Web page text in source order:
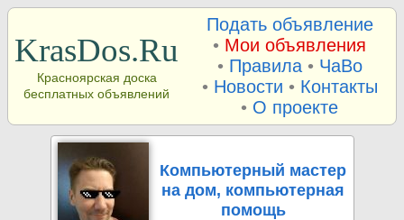
KrasDos.Ru
Красноярская доска
бесплатных объявлений
Подать объявление
• Мои объявления
• Правила• ЧаВо
• Новости • Контакты
• О проекте
Компьютерный мастер
на дом, компьютерная
помощь